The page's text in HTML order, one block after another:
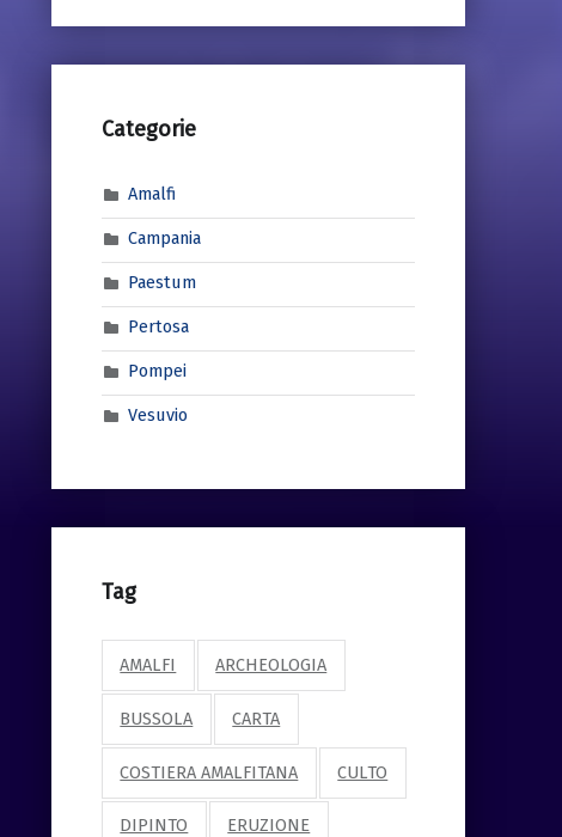
Categorie
Amalfi
Campania
Paestum
Pertosa
Pompei
Vesuvio
Tag
AMALFI ARCHEOLOGIA
BUSSOLA CARTA
COSTIERA AMALFITANA CULTO
DIPINTO ERUZIONE